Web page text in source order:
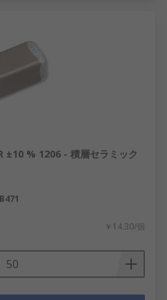
±10 % 1206 - 積層セラミック
￥14.30/個